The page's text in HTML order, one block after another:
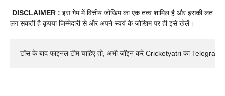
DISCLAIMER : इस गेम में वित्तीय जोखिम का एक तत्व शामिल है और इसकी लत
लग सकती है कृपया जिम्मेदारी से और अपने स्वयं के जोखिम पर ही इसे खेलें।
टॉस के बाद फाइनल टीम चाहिए तो, अभी जॉइन करे Cricketyatri का